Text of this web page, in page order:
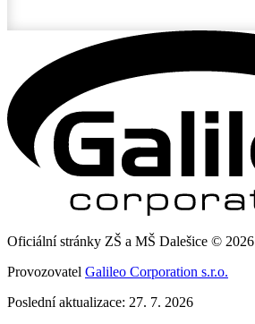
Oficiální stránky ZŠ a MŠ Dalešice © 2026
Provozovatel Galileo Corporation s.r.o.
Poslední aktualizace: 27. 7. 2026